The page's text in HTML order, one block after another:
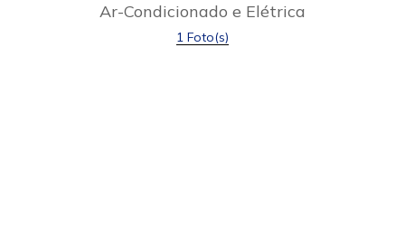
Ar-Condicionado e Elétrica
1 Foto(s)